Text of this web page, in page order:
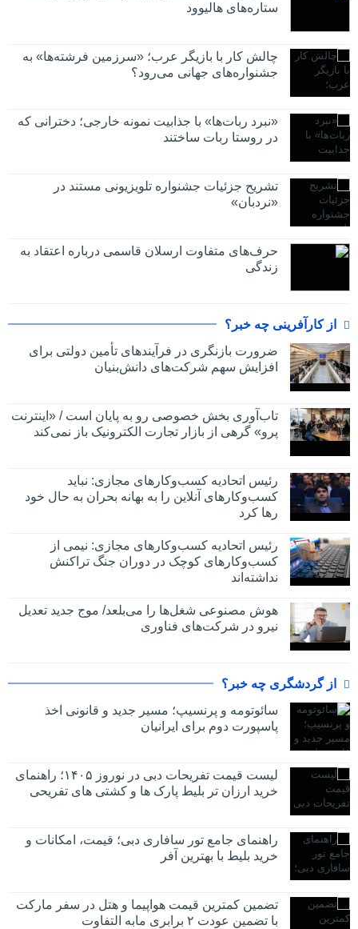
ستاره‌های هالیوود
چالش کار با بازیگر عرب؛ «سرزمین فرشته‌ها» به
جشنواره‌های جهانی می‌رود؟
«نبرد ربات‌ها» با جذابیت نمونه خارجی؛ دخترانی که
در روستا ربات ساختند
تشریح جزئیات جشنواره‌ تلویزیونی مستند در
«نردبان»
حرف‌های متفاوت ارسلان قاسمی درباره اعتقاد به
زندگی
از کارآفرینی چه خبر؟
ضرورت بازنگری در فرآیندهای تأمین دولتی برای
افزایش سهم شرکت‌های دانش‌بنیان
تاب‌آوری بخش خصوصی رو به پایان است / «اینترنت
پرو» گرهی از بازار تجارت الکترونیک باز نمی‌کند
رئیس اتحادیه کسب‌وکارهای مجازی: نباید
کسب‌وکارهای آنلاین را به بهانه بحران به حال خود
رها کرد
رئیس اتحادیه کسب‌وکارهای مجازی: نیمی از
کسب‌وکارهای کوچک در دوران جنگ‌ تراکنش
نداشته‌اند
هوش مصنوعی شغل‌ها را می‌بلعد/ موج جدید تعدیل
نیرو در شرکت‌های فناوری
از گردشگری چه خبر؟
سائوتومه و پرنسیپ؛ مسیر جدید و قانونی اخذ
پاسپورت دوم برای ایرانیان
لیست قیمت تفریحات دبی در نوروز ۱۴۰۵؛ راهنمای
خرید ارزان تر بلیط پارک ها و کشتی های تفریحی
راهنمای جامع تور سافاری دبی؛ قیمت، امکانات و
خرید بلیط با بهترین آفر
تضمین کمترین قیمت هواپیما و هتل در سفر مارکت
با تضمین عودت ۲ برابری مابه التفاوت